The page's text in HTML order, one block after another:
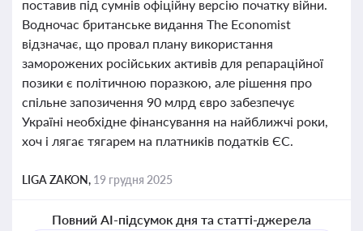
поставив під сумнів офіційну версію початку війни.
Водночас британське видання The Economist
відзначає, що провал плану використання
заморожених російських активів для репараційної
позики є політичною поразкою, але рішення про
спільне запозичення 90 млрд євро забезпечує
Україні необхідне фінансування на найближчі роки,
хоч і лягає тягарем на платників податків ЄС.
LIGA ZAKON, 19 грудня 2025
Повний AI-підсумок дня та статті-джерела